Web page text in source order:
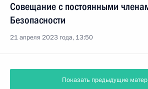
Совещание с постоянными
Безопасности
21 апреля 2023 года, 13:50
Показать предыдущие